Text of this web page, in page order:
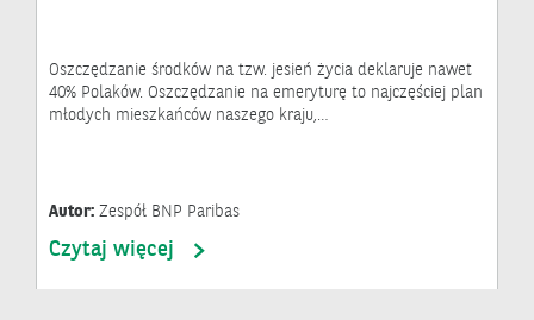
Oszczędzanie środków na tzw. jesień życia deklaruje nawet
40% Polaków. Oszczędzanie na emeryturę to najczęściej plan
młodych mieszkańców naszego kraju,…
Autor: Zespół BNP Paribas
Czytaj więcej